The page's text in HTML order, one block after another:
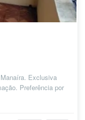
Exclusiva
Preferência por